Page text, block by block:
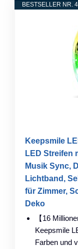
BESTSELLER NR. 4
Keepsmile
LED Streifen
Musik Sync,
Lichtband,
für Zimmer,
Deko
【16
Keepsmile
Farben und